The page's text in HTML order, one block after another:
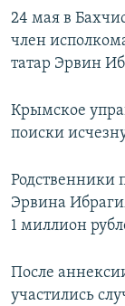
24 мая в
член
татар Эрвин
Крымское
поиски
Родственники
Эрвина
1 миллион
После
участились